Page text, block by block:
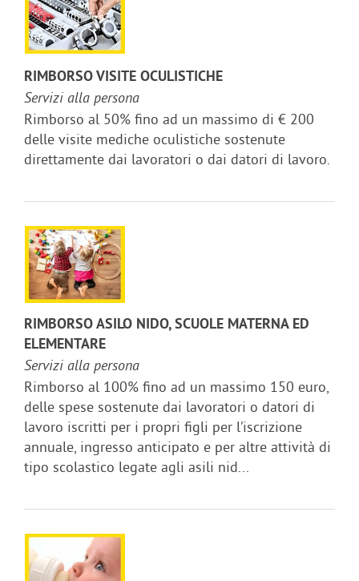
RIMBORSO VISITE OCULISTICHE
Servizi alla persona
Rimborso al 50% fino ad un massimo di € 200
delle visite mediche oculistiche sostenute
direttamente dai lavoratori o dai datori di lavoro.
RIMBORSO ASILO NIDO, SCUOLE MATERNA ED
ELEMENTARE
Servizi alla persona
Rimborso al 100% fino ad un massimo 150 euro,
delle spese sostenute dai lavoratori o datori di
lavoro iscritti per i propri figli per l’iscrizione
annuale, ingresso anticipato e per altre attività di
tipo scolastico legate agli asili nid...